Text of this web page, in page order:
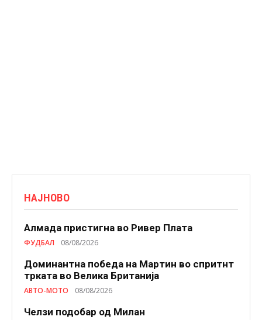
НАЈНОВО
Алмада пристигна во Ривер Плата
ФУДБАЛ 08/08/2026
Доминантна победа на Мартин во спритнт
трката во Велика Британија
АВТО-МОТО 08/08/2026
Челзи подобaр од Милан